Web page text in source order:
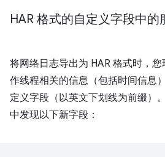
HAR 格式的自定义字段中
将网络日志导出为 HAR 格式时，
作线程相关的信息（包括时间信息
定义字段（以英文下划线为前缀）
中发现以下新字段：